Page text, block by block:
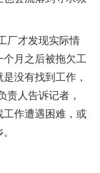
才发现实际情
月之后被拖欠工
没有找到工作，
责人告诉记者，
作遭遇困难，或